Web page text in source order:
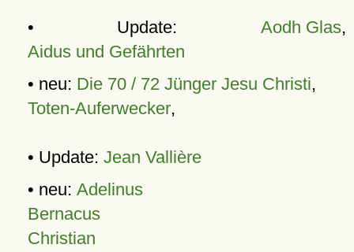
• Update: Aodh Glas,
Aidus und Gefährten
• neu: Die 70 / 72 Jünger Jesu Christi,
Toten-Auferwecker,
• Update: Jean Vallière
• neu: Adelinus
Bernacus
Christian